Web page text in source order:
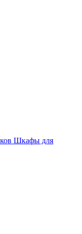
Шкафы для